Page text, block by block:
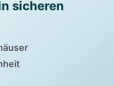
sicheren